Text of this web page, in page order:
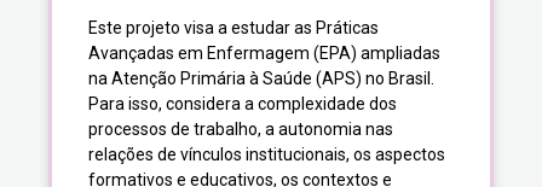
Este projeto visa a estudar as Práticas
Avançadas em Enfermagem (EPA) ampliadas
na Atenção Primária à Saúde (APS) no Brasil.
Para isso, considera a complexidade dos
processos de trabalho, a autonomia nas
relações de vínculos institucionais, os aspectos
formativos e educativos, os contextos e